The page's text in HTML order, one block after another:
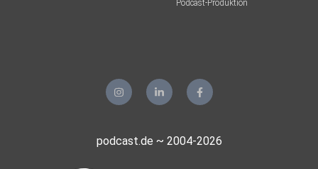
Podcast-Produktion
podcast.de ~ 2004-2026